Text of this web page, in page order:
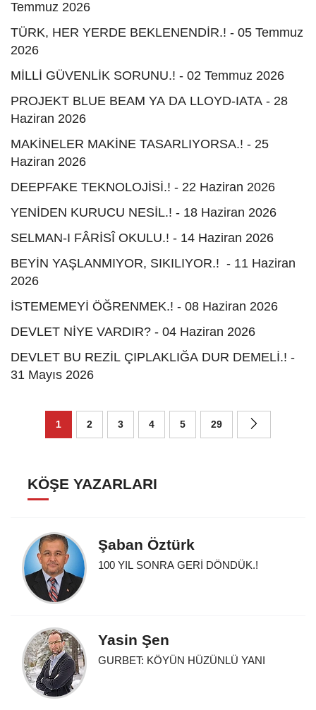
Temmuz 2026
TÜRK, HER YERDE BEKLENENDİR.! - 05 Temmuz
2026
MİLLİ GÜVENLİK SORUNU.! - 02 Temmuz 2026
PROJEKT BLUE BEAM YA DA LLOYD-IATA - 28
Haziran 2026
MAKİNELER MAKİNE TASARLIYORSA.! - 25
Haziran 2026
DEEPFAKE TEKNOLOJİSİ.! - 22 Haziran 2026
YENİDEN KURUCU NESİL.! - 18 Haziran 2026
SELMAN-I FÂRİSÎ OKULU.! - 14 Haziran 2026
BEYİN YAŞLANMIYOR, SIKILIYOR.! - 11 Haziran
2026
İSTEMEMEYİ ÖĞRENMEK.! - 08 Haziran 2026
DEVLET NİYE VARDIR? - 04 Haziran 2026
DEVLET BU REZİL ÇIPLAKLIĞA DUR DEMELİ.! -
31 Mayıs 2026
1 2 3 4 5 29
KÖŞE YAZARLARI
Şaban Öztürk
100 YIL SONRA GERİ DÖNDÜK.!
Yasin Şen
GURBET: KÖYÜN HÜZÜNLÜ YANI